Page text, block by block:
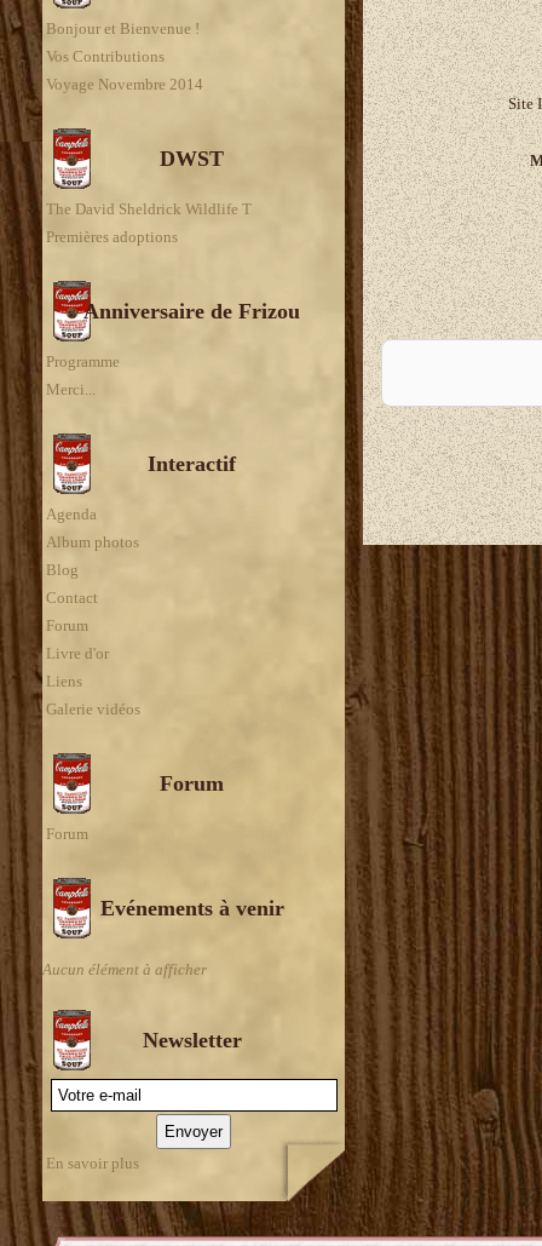
Bonjour et Bienvenue !
Vos Contributions
Voyage Novembre 2014
DWST
The David Sheldrick Wildlife T
Premières adoptions
Anniversaire de Frizou
Programme
Merci...
Interactif
Agenda
Album photos
Blog
Contact
Forum
Livre d'or
Liens
Galerie vidéos
Forum
Forum
Evénements à venir
Aucun élément à afficher
Newsletter
En savoir plus
Site